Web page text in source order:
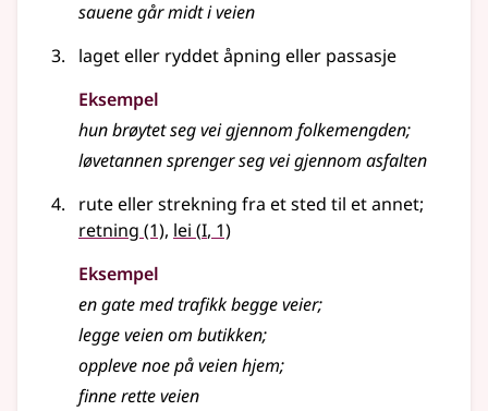
sauene går midt iveien
laget eller ryddet åpning eller passasje
Eksempel
hun brøytet seg vei gjennom folkemengden;
løvetannen sprenger seg vei gjennom asfalten
rute eller strekning fra et sted til et annet;
retning (1), lei (1
I, 1)
Eksempel
en gate med trafikk beggeveier;
legge veien om butikken;
oppleve noe på veien hjem;
finne rette veien